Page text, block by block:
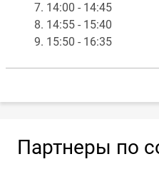
7. 14:00 - 14:45
8. 14:55 - 15:40
9. 15:50 - 16:35
Партнеры по